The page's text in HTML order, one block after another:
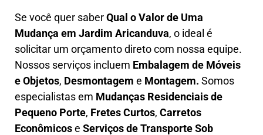
Se você quer saberQual o Valor de Uma
Mudança em Jardim Aricanduva, o ideal é
solicitar um orçamento direto com nossa equipe.
Nossos serviços incluem Embalagem de Móveis
e Objetos, Desmontagem e Montagem. Somos
especialistas em Mudanças Residenciais de
Pequeno Porte, Fretes Curtos, Carretos
Econômicose Serviços de Transporte Sob